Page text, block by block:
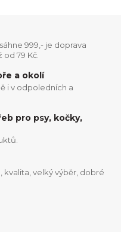
999,- je doprava
79 Kč.
a okolí
i v odpoledních a
pro psy, kočky,
kvalita, velký výběr, dobré